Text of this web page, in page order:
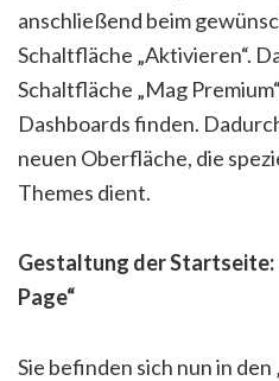
anschließend beim
Schaltfläche „Aktivieren“.
Schaltfläche „Mag
Dashboards finden.
neuen Oberfläche, die
Themes dient.
Gestaltung der Startseite:
Page“
Sie befinden sich nun in